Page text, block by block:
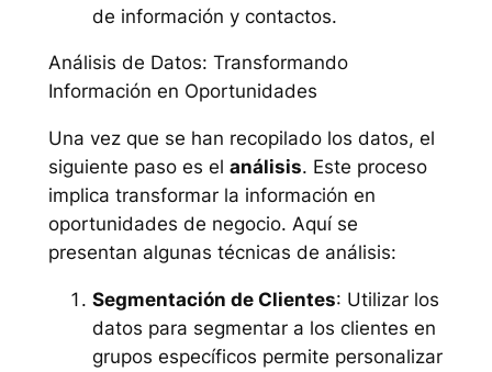
de información y contactos.
Análisis de Datos: Transformando
Información en Oportunidades
Una vez que se han recopilado los datos, el
siguiente paso es el análisis. Este proceso
implica transformar la información en
oportunidades de negocio. Aquí se
presentan algunas técnicas de análisis:
Segmentación de Clientes: Utilizar los
datos para segmentar a los clientes en
grupos específicos permite personalizar